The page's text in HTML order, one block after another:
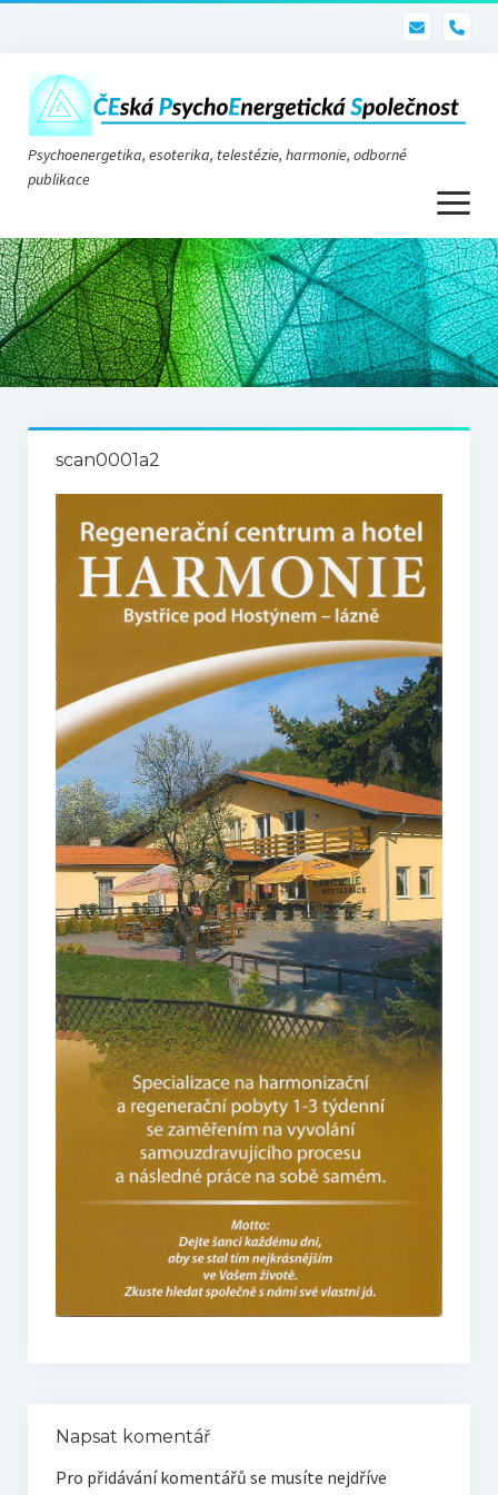
Psychoenergetika, esoterika, telestézie, harmonie, odborné
publikace
otevřít
menu
Psychoenergetika
O nás
O společnosti
Telestézie
Proutkaření – historie
Telestézická prospekce
Kontakty
Kniha návštěv
Mapa – sídlo ČEPES
Kontakty
Seznam praktiků
scan0001a2
Napsat komentář
Pro přidávání komentářů se musíte nejdříve